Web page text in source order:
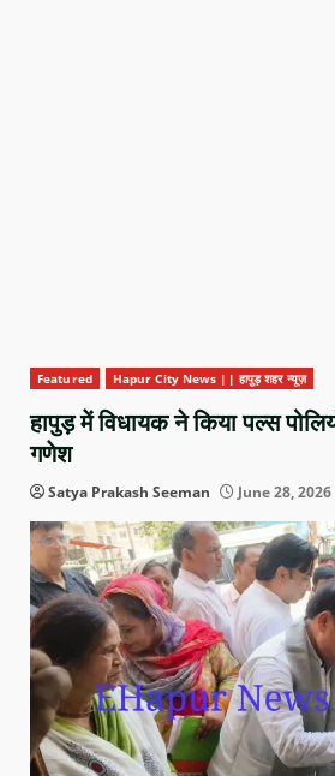
Featured Hapur City News || हापुड़ शहर न्यूज़
हापुड़ में विधायक ने किया पल्स
गणेश
Satya Prakash Seeman June 28, 2026